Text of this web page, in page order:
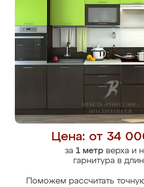
Цена: от 34
за 1 метрверха и
гарнитура в
Поможем рассчитать